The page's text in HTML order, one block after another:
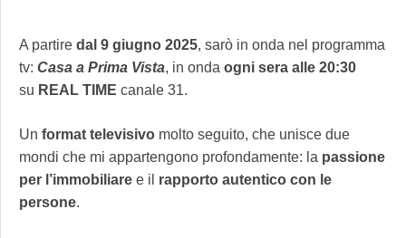
A partire dal 9 giugno 2025, sarò in onda nel programma
tv: Casa a Prima Vista, in onda ogni sera alle 20:30
su REAL TIME canale 31.
Un format televisivo molto seguito, che unisce due
mondi che mi appartengono profondamente: la passione
per l’immobiliare e il rapporto autentico con le
persone.